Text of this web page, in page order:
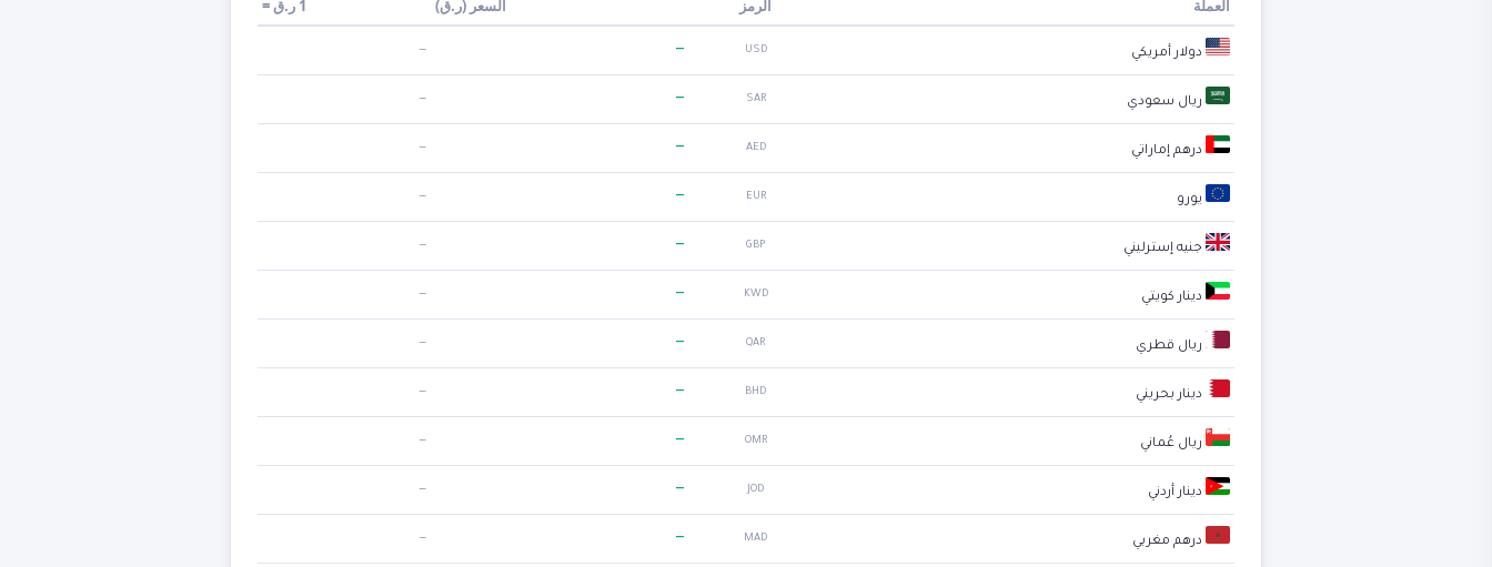
العملة الرمز السعر (ر.ق)
1 ر.ق=
دولار أمريكي USD
—
—
ريال سعودي SAR
—
—
درهم إماراتي AED
—
—
يورو EUR
—
—
جنيه إسترليني GBP
—
—
دينار كويتي KWD
—
—
ريال قطري QAR
—
—
دينار بحريني BHD
—
—
ريال عُماني OMR
—
—
دينار أردني JOD
—
—
درهم مغربي MAD
—
—